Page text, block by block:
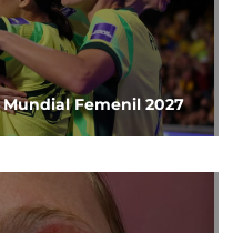
Femenil 2027